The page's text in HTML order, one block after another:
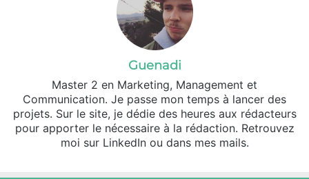
Guenadi
Master 2 en Marketing, Management et
Communication. Je passe mon temps à lancer des
projets. Sur le site, je dédie des heures aux rédacteurs
pour apporter le nécessaire à la rédaction. Retrouvez
moi sur LinkedIn ou dans mes mails.